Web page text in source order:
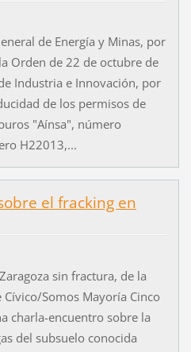
de Energía y Minas, por
Orden de 22 de octubre de
Industria e Innovación, por
de los permisos de
"Aínsa", número
H22013,...
el fracking en
sin fractura, de la
Somos Mayoría Cinco
charla-encuentro sobre la
del subsuelo conocida